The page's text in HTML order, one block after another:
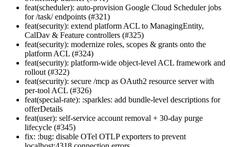
feat(scheduler): auto-provision Google Cloud Scheduler jobs
for /task/ endpoints (#321)
feat(security): extend platform ACL to ManagingEntity,
CalDav & Feature controllers (#325)
feat(security): modernize roles, scopes & grants onto the
platform ACL (#324)
feat(security): platform-wide object-level ACL framework and
rollout (#322)
feat(security): secure /mcp as OAuth2 resource server with
per-tool ACL (#326)
feat(special-rate): :sparkles: add bundle-level descriptions for
offerDetails
feat(user): self-service account removal + 30-day purge
lifecycle (#345)
fix: :bug: disable OTel OTLP exporters to prevent